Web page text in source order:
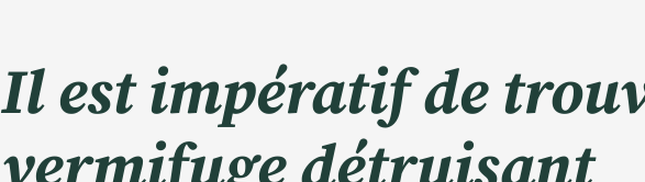
Il est impératif de